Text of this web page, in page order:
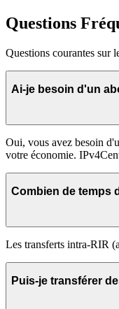
Questions
Questions courantes sur
Ai-je besoin d'un
Oui, vous avez besoin
votre économie.
Combien de temps
Les transferts intra-RIR
Puis-je transférer